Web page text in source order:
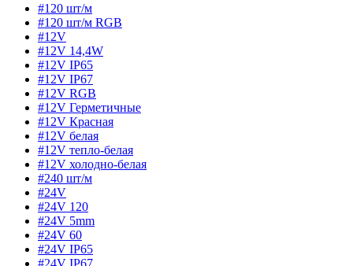
#120 шт/м
#120 шт/м RGB
#12V
#12V 14,4W
#12V IP65
#12V IP67
#12V RGB
#12V Герметичные
#12V Красная
#12V белая
#12V тепло-белая
#12V холодно-белая
#240 шт/м
#24V
#24V 120
#24V 5mm
#24V 60
#24V IP65
#24V IP67